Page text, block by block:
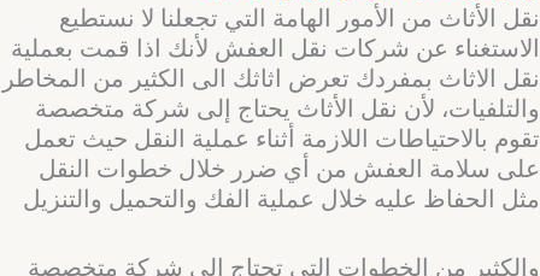
نقل الأثاث من الأمور الهامة التي تجعلنا لا نستطيع
الاستغناء عن شركات نقل العفش لأنك اذا قمت بعملية
نقل الاثاث بمفردك تعرض اثاثك الى الكثير من المخاطر
والتلفيات، لأن نقل الأثاث يحتاج إلى شركة متخصصة
تقوم بالاحتياطات اللازمة أثناء عملية النقل حيث تعمل
على سلامة العفش من أي ضرر خلال خطوات النقل
مثل الحفاظ عليه خلال عملية الفك والتحميل والتنزيل
والكثير من الخطوات التي تحتاج الي شركة متخصصة